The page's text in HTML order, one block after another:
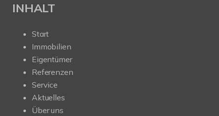
INHALT
Start
Immobilien
Eigentümer
Referenzen
Service
Aktuelles
Über uns